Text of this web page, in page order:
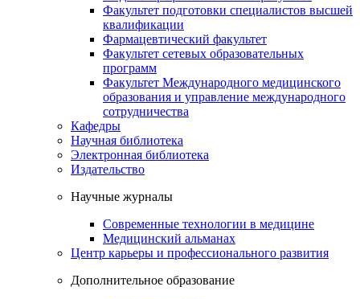
Факультет подготовки специалистов высшей
квалификации
Фармацевтический факультет
Факультет сетевых образовательных
программ
Факультет Международного медицинского
образования и управление международного
сотрудничества
Кафедры
Научная библиотека
Электронная библиотека
Издательство
Научные журналы
Современные технологии в медицине
Медицинский альманах
Центр карьеры и профессионального развития
Дополнительное образование